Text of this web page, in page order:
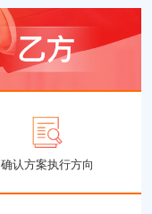
确认方案执行方向